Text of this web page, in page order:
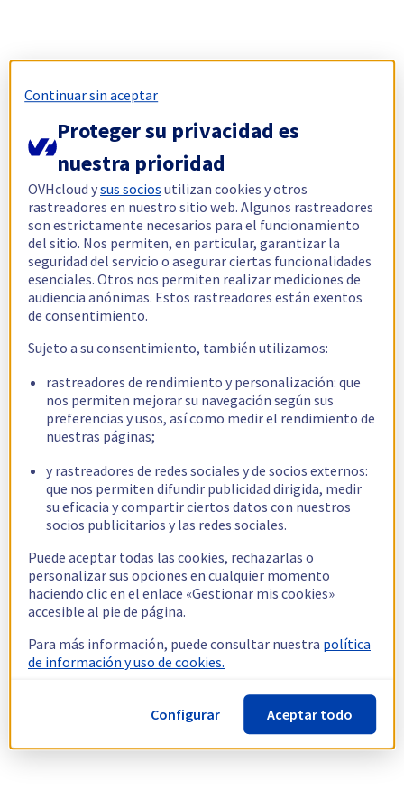
Continuar sin aceptar
Proteger su privacidad es
nuestra prioridad
OVHcloud ysus socios utilizan cookies y otros
rastreadores en nuestro sitio web. Algunos rastreadores
son estrictamente necesarios para el funcionamiento
del sitio. Nos permiten, en particular, garantizar la
seguridad del servicio o asegurar ciertas funcionalidades
esenciales. Otros nos permiten realizar mediciones de
audiencia anónimas. Estos rastreadores están exentos
de consentimiento.
Sujeto a su consentimiento, también utilizamos:
rastreadores de rendimiento y personalización: que
nos permiten mejorar su navegación según sus
preferencias y usos, así como medir el rendimiento de
nuestras páginas;
y rastreadores de redes sociales y de socios externos:
que nos permiten difundir publicidad dirigida, medir
su eficacia y compartir ciertos datos con nuestros
socios publicitarios y las redes sociales.
Puede aceptar todas las cookies, rechazarlas o
personalizar sus opciones en cualquier momento
haciendo clic en el enlace «Gestionar mis cookies»
accesible al pie de página.
Para más información, puede consultar nuestra política
de información y uso de cookies.
Configurar Aceptar todo